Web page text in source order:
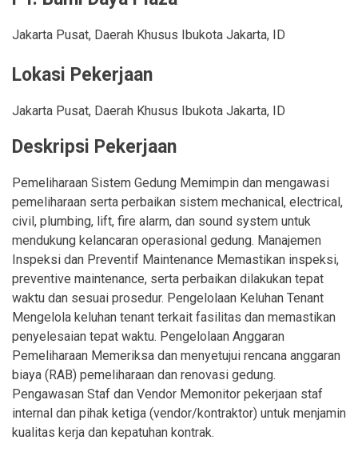
Jakarta Pusat, Daerah Khusus Ibukota Jakarta, ID
Lokasi Pekerjaan
Jakarta Pusat, Daerah Khusus Ibukota Jakarta, ID
Deskripsi Pekerjaan
Pemeliharaan Sistem Gedung Memimpin dan mengawasi
pemeliharaan serta perbaikan sistem mechanical, electrical,
civil, plumbing, lift, fire alarm, dan sound system untuk
mendukung kelancaran operasional gedung. Manajemen
Inspeksi dan Preventif Maintenance Memastikan inspeksi,
preventive maintenance, serta perbaikan dilakukan tepat
waktu dan sesuai prosedur. Pengelolaan Keluhan Tenant
Mengelola keluhan tenant terkait fasilitas dan memastikan
penyelesaian tepat waktu. Pengelolaan Anggaran
Pemeliharaan Memeriksa dan menyetujui rencana anggaran
biaya (RAB) pemeliharaan dan renovasi gedung.
Pengawasan Staf dan Vendor Memonitor pekerjaan staf
internal dan pihak ketiga (vendor/kontraktor) untuk menjamin
kualitas kerja dan kepatuhan kontrak.